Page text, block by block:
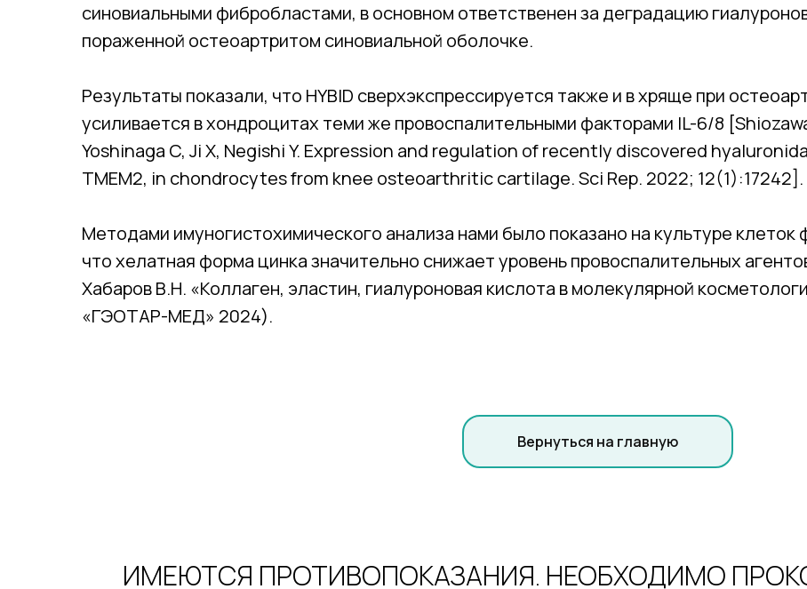
синовиальными фибробластами, в основном ответственен за деградацию
пораженной остеоартритом синовиальной оболочке.
Результаты показали, что HYBID сверхэкспрессируется также и в хряще при
усиливается в хондроцитах теми же провоспалительными факторами IL-6/8
Yoshinaga C, Ji X, Negishi Y. Expression and regulation of recently discovered
TMEM2, in chondrocytes from knee osteoarthritic cartilage. Sci Rep. 2022; 12(1):17242].
Методами имуногистохимического анализа нами было показано на культуре клеток
что хелатная форма цинка значительно снижает уровень провоспалительных
Хабаров В.Н. «Коллаген, эластин, гиалуроновая кислота в молекулярной
«ГЭОТАР-МЕД» 2024).
Вернуться на главную
ИМЕЮТСЯ ПРОТИВОПОКАЗАНИЯ. НЕОБХОДИМО